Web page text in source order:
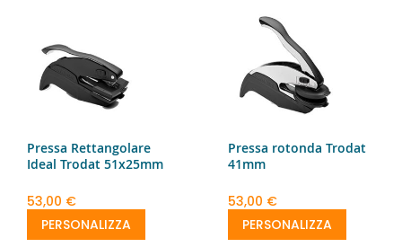
Pressa Rettangolare
Ideal Trodat 51x25mm
53,00 €
PERSONALIZZA
Pressa rotonda Trodat
41mm
53,00 €
PERSONALIZZA